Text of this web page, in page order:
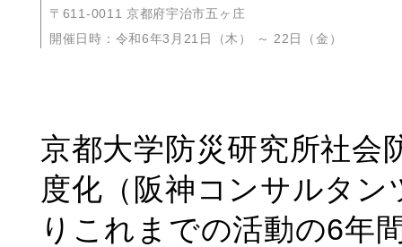
〒611-0011 京都府宇治市五ヶ庄
開催日時：令和6年3月21日（木） ～ 22日（金）
京都大学防災研究所社会
度化（阪神コンサルタ
りこれまでの活動の6年